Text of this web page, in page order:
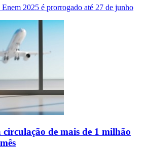
2025 é prorrogado até 27 de junho
de mais de 1 milhão